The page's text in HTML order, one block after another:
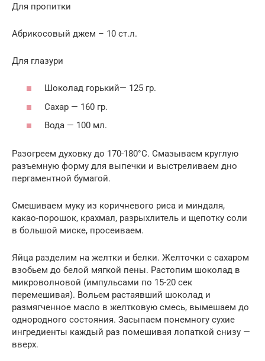
Для пропитки
Абрикосовый джем – 10 ст.л.
Для глазури
Шоколад горький— 125 гр.
Сахар — 160 гр.
Вода — 100 мл.
Разогреем духовку до 170-180°С. Смазываем круглую
разъемную форму для выпечки и выстреливаем дно
пергаментной бумагой.
Смешиваем муку из коричневого риса и миндаля,
какао-порошок, крахмал, разрыхлитель и щепотку соли
в большой миске, просеиваем.
Яйца разделим на желтки и белки. Желточки с сахаром
взобьем до белой мягкой пены. Растопим шоколад в
микроволновой (импульсами по 15-20 сек
перемешивая). Вольем растаявший шоколад и
размягченное масло в желтковую смесь, вымешаем до
однородного состояния. Засыпаем понемногу сухие
ингредиенты каждый раз помешивая лопаткой снизу —
вверх.